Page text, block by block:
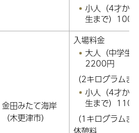
小人（4才か
生まで）100
金田みたて海岸
（木更津市）
入場料金
大人（中学生
2200円
（2キログラムま
小人（4才か
生まで）
（1キログラムま